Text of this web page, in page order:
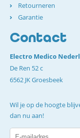
Retourneren
Garantie
Contact
Electro Medico
De Ren 52 c
6562 JK Groesbeek
Wil je op de hoogte
dan nu aan!